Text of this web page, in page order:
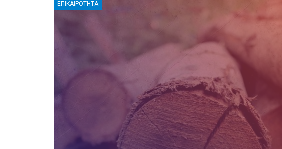
ΕΠΙΚΑΙΡΌΤΗΤΑ